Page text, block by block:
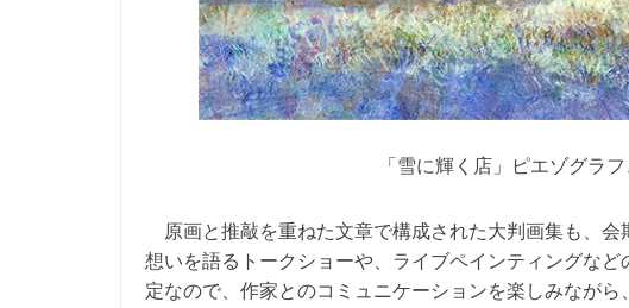
「雪に輝く店」ピエゾグラ
原画と推敲を重ねた文章で構成された大判画集も、
想いを語るトークショーや、ライブペインティングな
定なので、作家とのコミュニケーションを楽しみなが